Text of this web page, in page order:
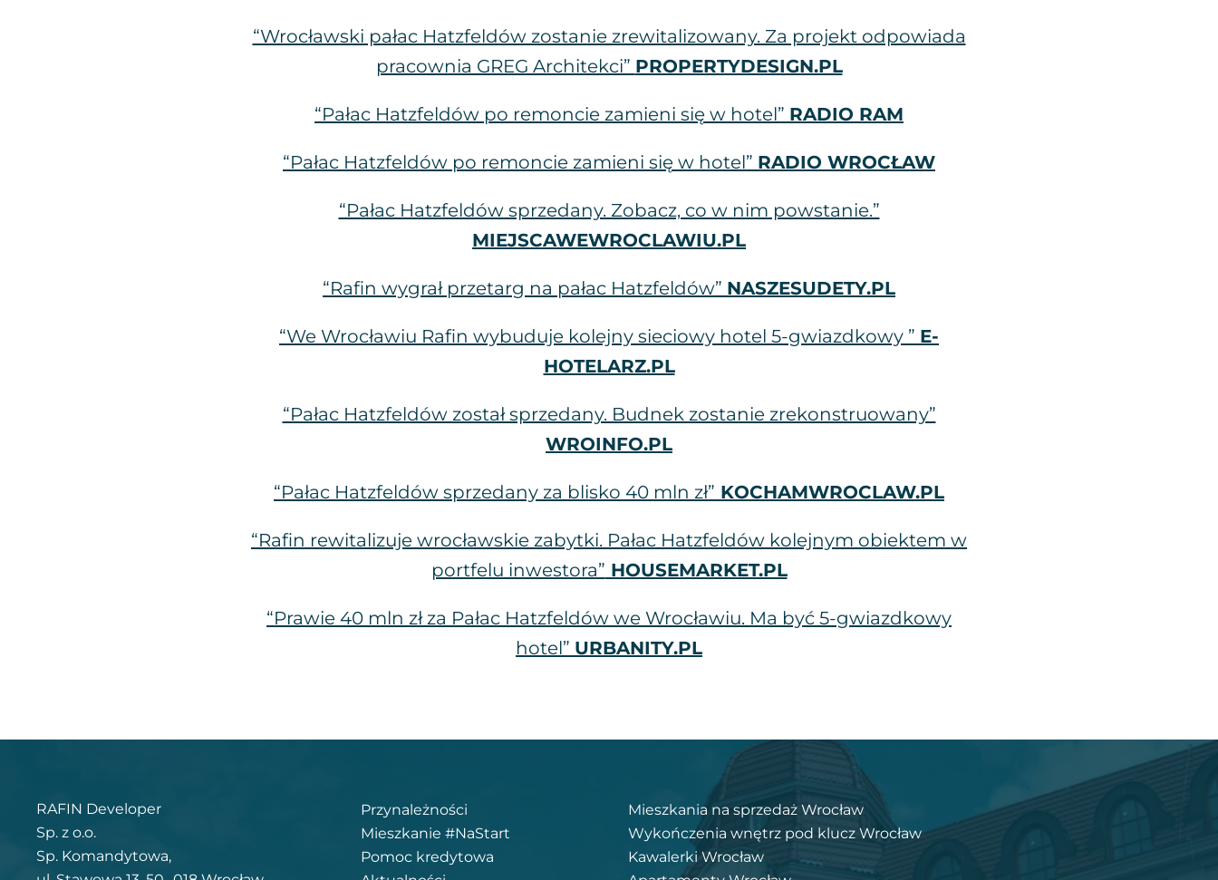
“Wrocławski pałac Hatzfeldów zostanie zrewitalizowany. Za projekt odpowiada
pracownia GREG Architekci” PROPERTYDESIGN.PL
“Pałac Hatzfeldów po remoncie zamieni się w hotel” RADIO RAM
“Pałac Hatzfeldów po remoncie zamieni się w hotel” RADIO WROCŁAW
“Pałac Hatzfeldów sprzedany. Zobacz, co w nim powstanie.”
MIEJSCAWEWROCLAWIU.PL
“Rafin wygrał przetarg na pałac Hatzfeldów” NASZESUDETY.PL
“We Wrocławiu Rafin wybuduje kolejny sieciowy hotel 5-gwiazdkowy ” E-
HOTELARZ.PL
“Pałac Hatzfeldów został sprzedany. Budnek zostanie zrekonstruowany”
WROINFO.PL
“Pałac Hatzfeldów sprzedany za blisko 40 mln zł” KOCHAMWROCLAW.PL
“Rafin rewitalizuje wrocławskie zabytki. Pałac Hatzfeldów kolejnym obiektem w
portfelu inwestora” HOUSEMARKET.PL
“Prawie 40 mln zł za Pałac Hatzfeldów we Wrocławiu. Ma być 5-gwiazdkowy
hotel” URBANITY.PL
RAFIN Developer
Sp. z o.o.
Sp. Komandytowa,
Przynależności
Mieszkanie #NaStart
Pomoc kredytowa
Mieszkania na sprzedaż Wrocław
Wykończenia wnętrz pod klucz Wrocław
Kawalerki Wrocław